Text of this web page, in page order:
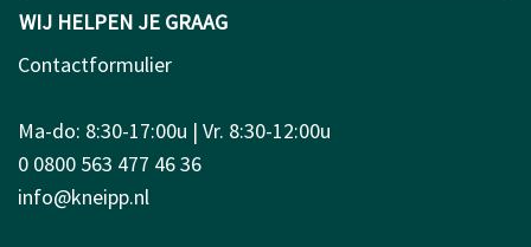
WIJ HELPEN JE GRAAG
Contactformulier
Ma-do: 8:30-17:00u | Vr. 8:30-12:00u
0 0800 563 477 46 36
info@kneipp.nl